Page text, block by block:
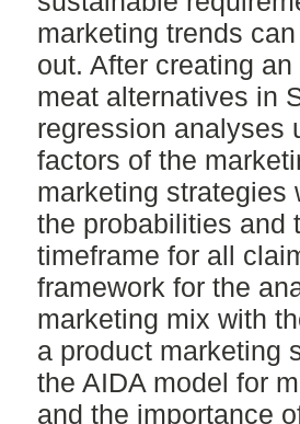
marketing trends
out. After creating
meat alternatives in
regression analyses
factors of the
marketing strategies
the probabilities and
timeframe for all
framework for the
marketing mix with
a product marketing
the AIDA model for
and the importance